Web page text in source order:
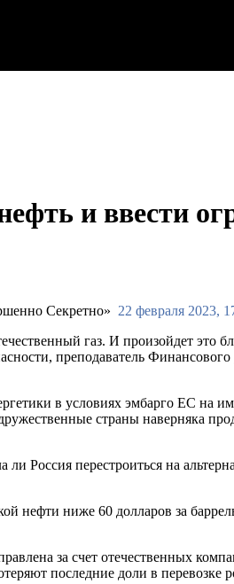
и ввести
22 февраля 2023,
газ. И произойдет это
преподаватель Финансового
в условиях эмбарго ЕС на
страны наверняка
Россия перестроиться на
нефти ниже 60 долларов за
за счет отечественных
последние доли в перевозке